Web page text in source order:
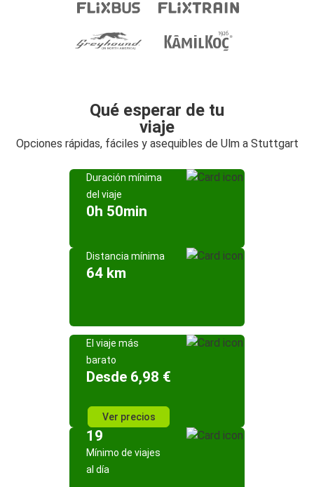
Qué esperar de tu
viaje
Opciones rápidas, fáciles y asequibles de Ulm a Stuttgart
Duración mínima
del viaje
0h 50min
Distancia mínima
64 km
El viaje más
barato
Desde 6,98 €
Ver precios
19
Mínimo de viajes
al día